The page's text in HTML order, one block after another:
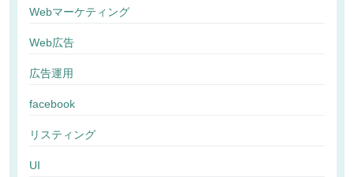
Webマーケティング
Web広告
広告運用
facebook
リスティング
UI